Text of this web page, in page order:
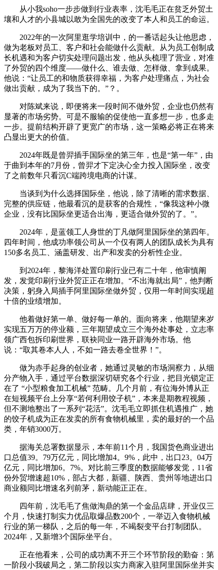
从小我soho一步步做到行业表率，沈毛毛正在贫乏外贸土
壤和人才的小县城以敢为全国先的改变了本人和员工的命运。
2022年的一次阿里逛学培训中，的一番话起头让他思虑，
做为老板对员工、客户和社会能做什么贡献。从为员工创制成
长机遇和为客户切实处理问题出发，他从头梳理了营业，对准
了外贸的四个维度——做什么、谁去做、怎样做、拿到成果。
他说：“让员工的和物质获得幸福，为客户处理痛点，为社会
做出贡献，成为了我当下的。”？。
对陈斌来说，即便将来一段时间不做外贸，企业也仍然有
显著的市场劣势。可是不服输的促使他一直多想一步，也多走
一步。提前结构开辟了更宽广的市场，这一策略必将正在将来
凸显出更大的价值。
2024年既是曾羿插手国际坐的第三年，也是“第一年”，由
于曲到本年的7月份，曾羿才下定决心全力投入国际坐，改变
了之前数年只看沉C端跨境电商的计谋。
当谈到为什么选择国际坐，他说，除了清晰的需求数据、
完整的供应链，他最看沉的是获客的合规性，“像我这种小微
企业，没有比国际坐更适合出海，更适合做外贸的了。”。
2024年，是蓝领工人身世的丁凡做阿里国际坐的第四年。
四年时间，他成功率领公司从一个仅有两人的团队成长为具有
150多名员工、涵盖研发、出产和发卖的分析性企业。
到2024年，黎海洋处置印刷行业已有二十年，他审慎阐
发，发觉印刷行业外贸正正在增加。“不出海就出局”，他判断
决策，躬身入局插手阿里国际坐做外贸，仅用一年时间实现超
十倍的业绩增加。
他着做好第一单、做好每一单的。面向将来，他期望来岁
实现五万万的停业额，三年期望成立三个海外处事处，立志率
领广西包拆印刷世界，联袂同业一路开辟海外市场。他
说：“取其卷本人人，不如一路去卷全世界！”。
做为赤手起身的创业者，她通过灵敏的市场洞察力，从细
分产物入手，通过平台数据深切研究各个行业，把目光锁定正
在了 “小型粮食加工机械” 范畴。几个月前，有位海外博从正
在短视频平台上分享“若何利用饺子机”，本来是期教程视频，
但不测地整出了一系列“花活”。沈毛毛立即抓住机遇推广，她
的饺子机成为正在发卖的所有食物机械里，卖的最好的一个品
类，年销3000万。
据海关总署数据显示，本年前11个月，我国货色商业进出
口总值39。79万亿元，同比增加4。9%，此中，出口23。04万
亿元，同比增加6。7%。对比前三季度的数据能够发觉，11省
份外贸增速超10%，部占大都，新疆、陕西、贵州等地进出口
商业额同比增速名列前茅，新动能正正在。
四年前，沈毛毛了焦做淘鼎的第一个金品店肆，开业仅三
个月，快速打制实力优品取爆品数200个，一举迈入食物机械
行业的第一梯队，之后的每一年，不竭裂变平台打制团队。
2024年，又新增3个国际坐平台。
正在他看来，公司的成功离不开三个环节阶段的勤奋：第
一阶段小我破局之，第二阶段以实力商家入驻阿里国际坐并实